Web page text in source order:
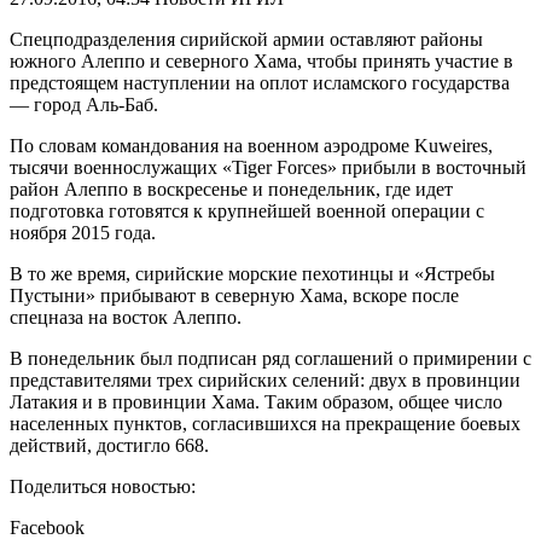
Спецподразделения сирийской армии оставляют районы
южного Алеппо и северного Хама, чтобы принять участие в
предстоящем наступлении на оплот исламского государства
— город Аль-Баб.
По словам командования на военном аэродроме Kuweires,
тысячи военнослужащих «Tiger Forces» прибыли в восточный
район Алеппо в воскресенье и понедельник, где идет
подготовка готовятся к крупнейшей военной операции с
ноября 2015 года.
В то же время, сирийские морские пехотинцы и «Ястребы
Пустыни» прибывают в северную Хама, вскоре после
спецназа на восток Алеппо.
В понедельник был подписан ряд соглашений о примирении с
представителями трех сирийских селений: двух в провинции
Латакия и в провинции Хама. Таким образом, общее число
населенных пунктов, согласившихся на прекращение боевых
действий, достигло 668.
Поделиться новостью:
Facebook